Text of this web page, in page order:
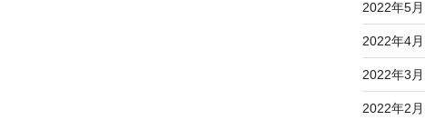
2022年5月
2022年4月
2022年3月
2022年2月